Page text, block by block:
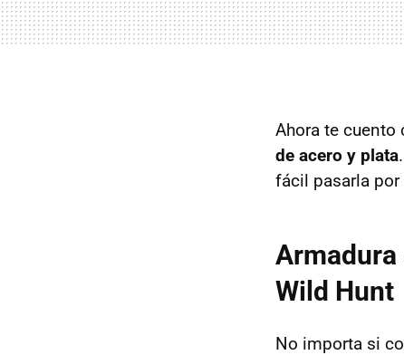
Ahora te
de acero y plata
fácil pasarla por
Armadura
Wild Hunt
No importa si